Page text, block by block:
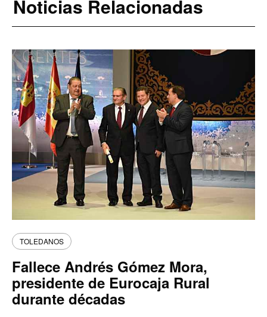
Noticias Relacionadas
TOLEDANOS
Fallece Andrés Gómez Mora,
presidente de Eurocaja Rural
durante décadas